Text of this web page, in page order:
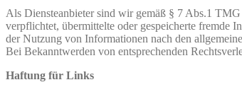
Als Diensteanbieter sind wir gemäß § 7 Abs.1
verpflichtet, übermittelte oder gespeicherte fremde
der Nutzung von Informationen nach den
Bei Bekanntwerden von entsprechenden
Haftung für Links